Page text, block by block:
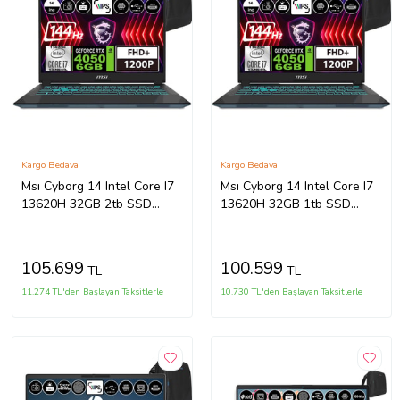
Msı Cyborg 14 Intel Core I7
13620H 32GB 2tb SSD
Bilgisayar
A13VE054XTRWF07 +
Zetta Çanta
Kargo Bedava
105.699 TL
11.274 TL'den Başlayan Taksitlerle
Msı Cyborg 14 Intel Core I7
13620H 32GB 1tb SSD
Bilgisayar
A13VE054XTRWF06 +
Zetta Çanta
Kargo Bedava
100.599 TL
10.730 TL'den Başlayan Taksitlerle